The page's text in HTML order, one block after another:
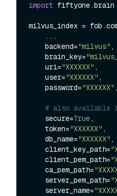
import fiftyone.brain
milvus_index =
    backend=
"milvus" ,
    brain_key=
    uri=
"XXXXXX" ,
    user=
"XXXXXX" ,
    password=
"XXXXXX" ,
# also available
    secure=
True,
    token=
"XXXXXX" ,
    db_name=
"XXXXXX" ,
    client_key_path=
    client_pem_path=
    ca_pem_path=
    server_pem_path=
    server_name=